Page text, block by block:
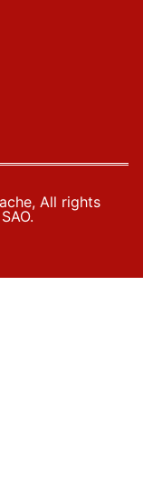
All rights